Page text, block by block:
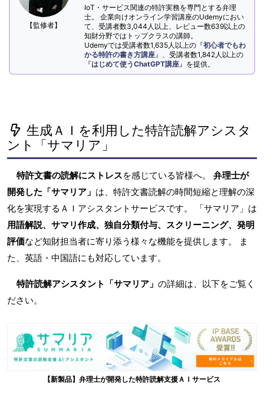
【監修者】
IoT・サービス関連の特許実務を専門とする弁理
士。 企業向けオンライン学習講座のUdemyにおい
て、受講者数3,044人以上、レビュー数639以上の
知財分野ではトップクラスの講師。
Udemyでは受講者数1,635人以上の『初心者でもわ
かる特許の書き方講座 』、受講者数1,842人以上の
『はじめて使うChatGPT講座 』を提供。
生成ＡＩを利用した特許読解アシスタ
ント「サマリア」
特許文書の読解にストレスを感じている皆様へ。 弁理士が
開発した「サマリア」 は、特許文書読解の時間短縮と理解の深
化を実現するＡＩアシスタントサービスです。 「サマリア」は
用語解説、サマリ作成、独自分類付与、スクリーニング、発明
評価など知財担当者に寄り添う様々な機能を提供します。 ま
た、英語・中国語にも対応しています。
特許読解アシスタント「サマリア」 の詳細は、以下をご覧く
ださい。
【新製品】弁理士が開発した特許読解支援ＡＩサービス